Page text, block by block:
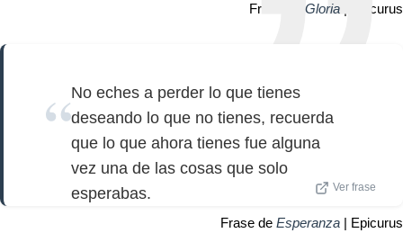
Frase de Gloria | Epicurus
No eches a perder lo que tienes
deseando lo que no tienes, recuerda
que lo que ahora tienes fue alguna
vez una de las cosas que solo
esperabas.
Ver frase
Frase de Esperanza | Epicurus